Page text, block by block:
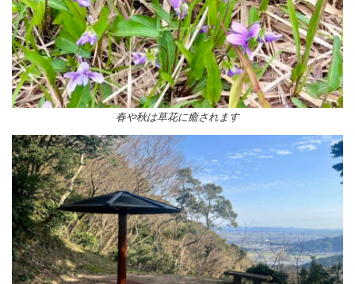
春や秋は草花に癒されます